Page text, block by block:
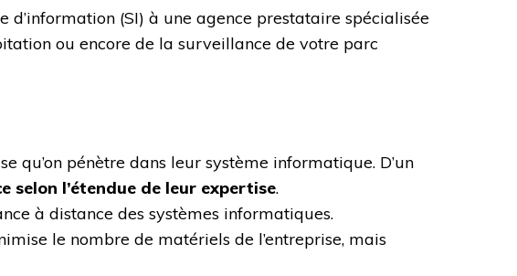
d’information (SI) à une agence prestataire spécialisée
ou encore de la surveillance de votre parc
qu’on pénètre dans leur système informatique. D’un
selon l’étendue de leur expertise.
à distance des systèmes informatiques.
le nombre de matériels de l’entreprise, mais